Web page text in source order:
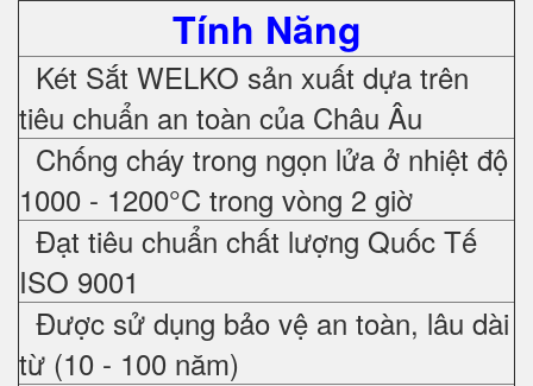
Tính Năng
Két Sắt WELKO sản xuất dựa trên
tiêu chuẩn an toàn của Châu Âu
Chống cháy trong ngọn lửa ở nhiệt độ
1000 - 1200°C trong vòng 2 giờ
Đạt tiêu chuẩn chất lượng Quốc Tế
ISO 9001
Được sử dụng bảo vệ an toàn, lâu dài
từ (10 - 100 năm)